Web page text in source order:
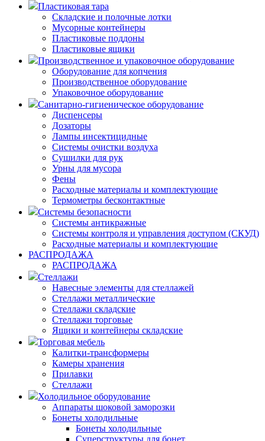
Пластиковая тара
Складские и полочные лотки
Мусорные контейнеры
Пластиковые поддоны
Пластиковые ящики
Производственное и упаковочное оборудование
Оборудование для копчения
Производственное оборудование
Упаковочное оборудование
Санитарно-гигиеническое оборудование
Диспенсеры
Дозаторы
Лампы инсектицидные
Системы очистки воздуха
Сушилки для рук
Урны для мусора
Фены
Расходные материалы и комплектующие
Термометры бесконтактные
Системы безопасности
Системы антикражные
Системы контроля и управления доступом (СКУД)
Расходные материалы и комплектующие
РАСПРОДАЖА
РАСПРОДАЖА
Стеллажи
Навесные элементы для стеллажей
Стеллажи металлические
Стеллажи складские
Стеллажи торговые
Ящики и контейнеры складские
Торговая мебель
Калитки-трансформеры
Камеры хранения
Прилавки
Стеллажи
Холодильное оборудование
Аппараты шоковой заморозки
Бонеты холодильные
Бонеты холодильные
Суперструктуры для бонет